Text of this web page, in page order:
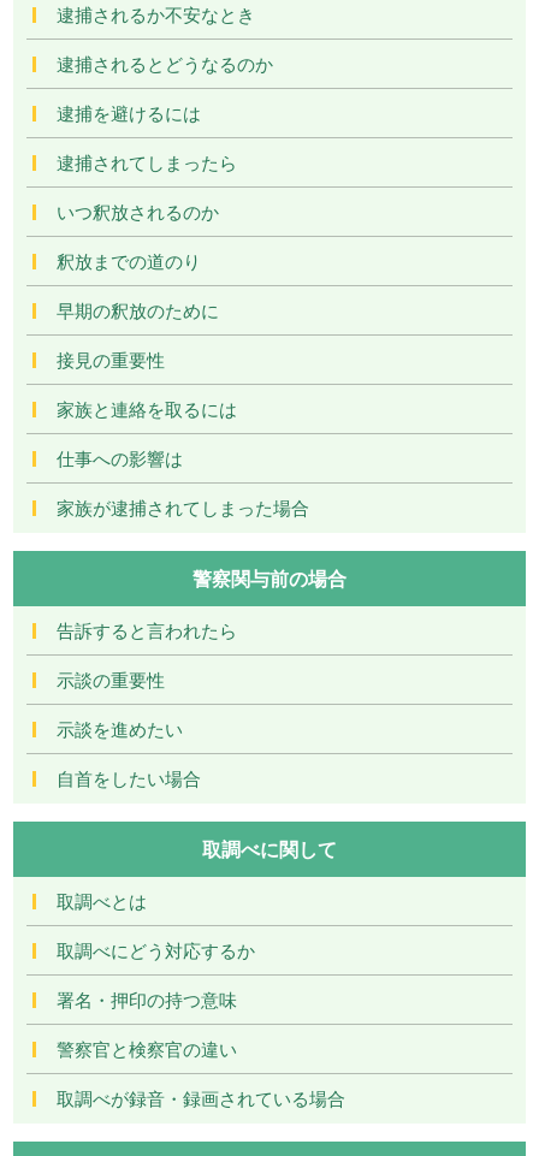
逮捕されるか不安なとき
逮捕されるとどうなるのか
逮捕を避けるには
逮捕されてしまったら
いつ釈放されるのか
釈放までの道のり
早期の釈放のために
接見の重要性
家族と連絡を取るには
仕事への影響は
家族が逮捕されてしまった場合
警察関与前の場合
告訴すると言われたら
示談の重要性
示談を進めたい
自首をしたい場合
取調べに関して
取調べとは
取調べにどう対応するか
署名・押印の持つ意味
警察官と検察官の違い
取調べが録音・録画されている場合